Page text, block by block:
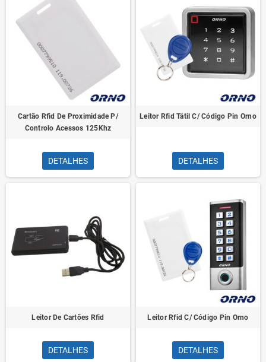
Cartão Rfid De Proximidade P/
Controlo Acessos 125Khz
DETALHES
Leitor Rfid Tátil C/ Código Pin Orno
DETALHES
Leitor De Cartões Rfid
DETALHES
Leitor Rfid C/ Código Pin Orno
DETALHES